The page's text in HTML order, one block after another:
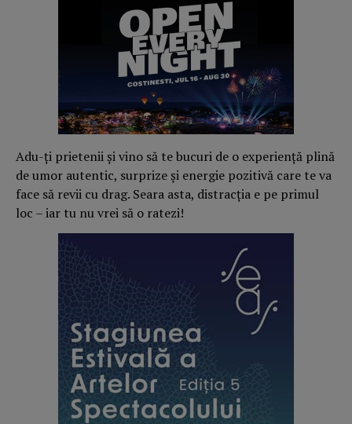
Adu-ți prietenii și vino să te bucuri de o experiență plină
de umor autentic, surprize și energie pozitivă care te va
face să revii cu drag. Seara asta, distracția e pe primul
loc – iar tu nu vrei să o ratezi!